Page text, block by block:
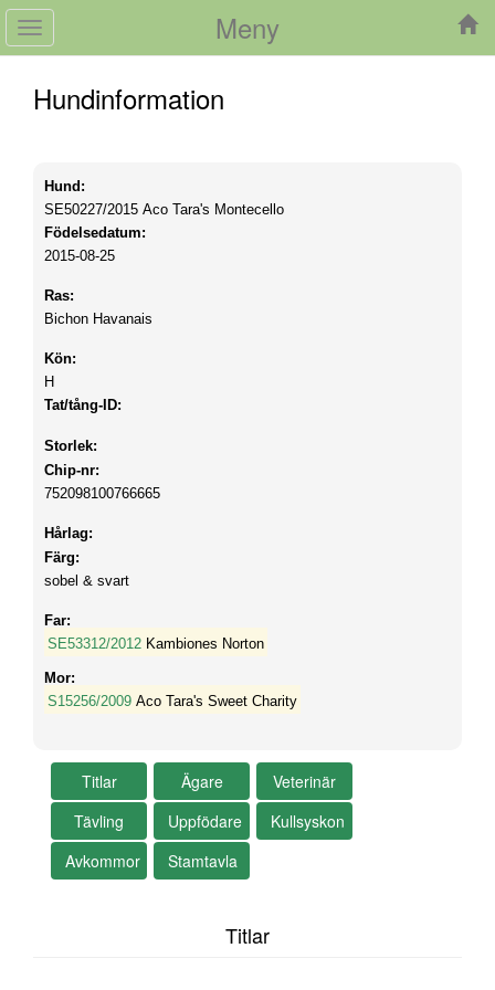
Meny
Toggle
navigation
Hundinformation
Hund:
SE50227/2015 Aco Tara's Montecello
Födelsedatum:
2015-08-25
Ras:
Bichon Havanais
Kön:
H
Tat/tång-ID:
Storlek:
Chip-nr:
752098100766665
Hårlag:
Färg:
sobel & svart
Far:
SE53312/2012 Kambiones Norton
Mor:
S15256/2009 Aco Tara's Sweet Charity
Titlar